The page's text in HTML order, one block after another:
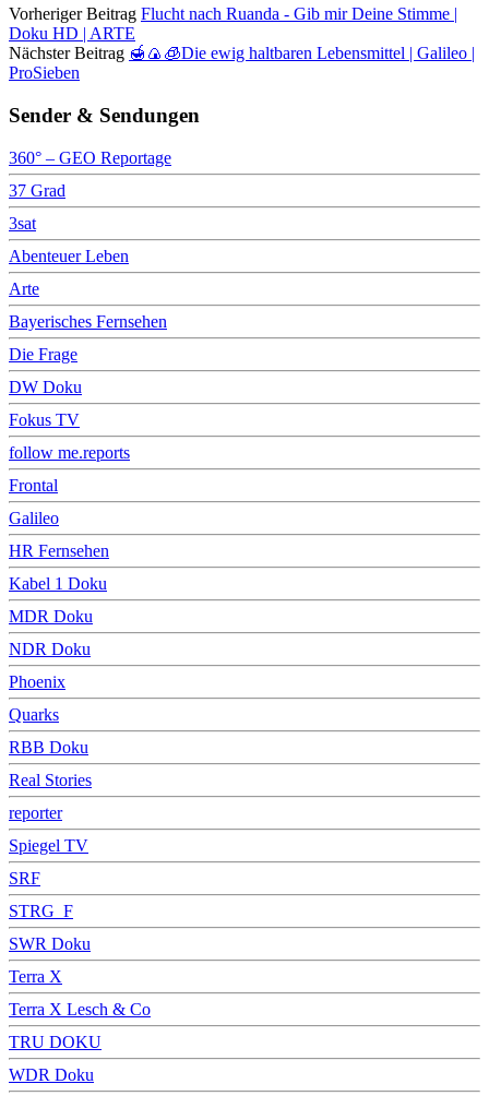
Vorheriger Beitrag Flucht nach Ruanda - Gib mir Deine Stimme |
Doku HD | ARTE
Nächster Beitrag 🍯🍙🧊Die ewig haltbaren Lebensmittel | Galileo |
ProSieben
Sender & Sendungen
360° – GEO Reportage
37 Grad
3sat
Abenteuer Leben
Arte
Bayerisches Fernsehen
Die Frage
DW Doku
Fokus TV
follow me.reports
Frontal
Galileo
HR Fernsehen
Kabel 1 Doku
MDR Doku
NDR Doku
Phoenix
Quarks
RBB Doku
Real Stories
reporter
Spiegel TV
SRF
STRG_F
SWR Doku
Terra X
Terra X Lesch & Co
TRU DOKU
WDR Doku